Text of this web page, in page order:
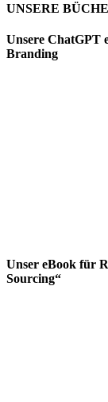
UNSERE
Unsere ChatGPT
Branding
Unser eBook für
Sourcing“